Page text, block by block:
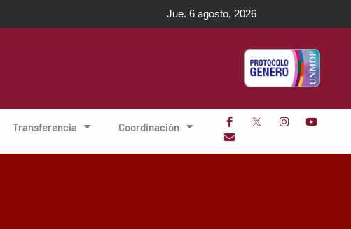
Jue. 6 agosto, 2026
Transferencia Coordinación